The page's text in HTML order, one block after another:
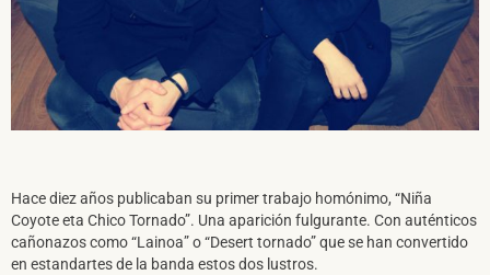
Hace diez años publicaban su primer trabajo homónimo, “Niña
Coyote eta Chico Tornado”. Una aparición fulgurante. Con auténticos
cañonazos como “Lainoa” o “Desert tornado” que se han convertido
en estandartes de la banda estos dos lustros.